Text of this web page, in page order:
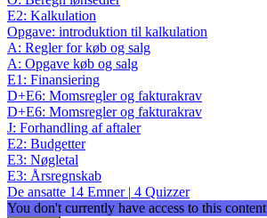
E2: Kalkulation
Opgave: introduktion til kalkulation
A: Regler for køb og salg
A: Opgave køb og salg
E1: Finansiering
D+E6: Momsregler og fakturakrav
D+E6: Momsregler og fakturakrav
J: Forhandling af aftaler
E2: Budgetter
E3: Nøgletal
E3: Årsregnskab
De ansatte 14 Emner | 4 Quizzer
You don't currently have access to this content